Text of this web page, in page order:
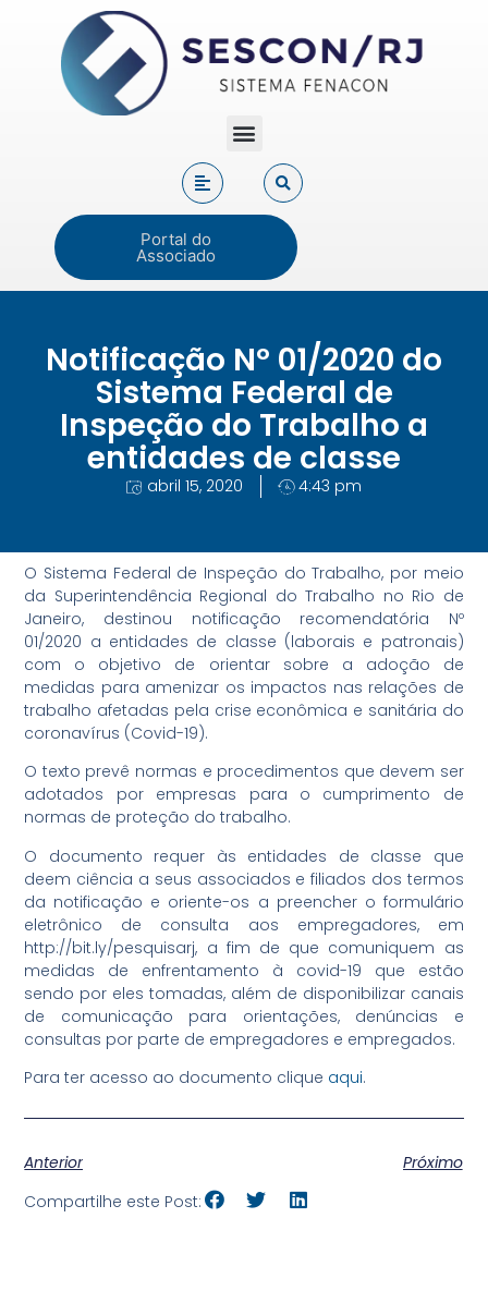
Portal do
Associado
Notificação Nº 01/2020 do
Sistema Federal de
Inspeção do Trabalho a
entidades de classe
abril 15, 2020 4:43 pm
O Sistema Federal de Inspeção do Trabalho, por meio
da Superintendência Regional do Trabalho no Rio de
Janeiro, destinou notificação recomendatória Nº
01/2020 a entidades de classe (laborais e patronais)
com o objetivo de orientar sobre a adoção de
medidas para amenizar os impactos nas relações de
trabalho afetadas pela crise econômica e sanitária do
coronavírus (Covid-19).
O texto prevê normas e procedimentos que devem ser
adotados por empresas para o cumprimento de
normas de proteção do trabalho.
O documento requer às entidades de classe que
deem ciência a seus associados e filiados dos termos
da notificação e oriente-os a preencher o formulário
eletrônico de consulta aos empregadores, em
http://bit.ly/pesquisarj, a fim de que comuniquem as
medidas de enfrentamento à covid-19 que estão
sendo por eles tomadas, além de disponibilizar canais
de comunicação para orientações, denúncias e
consultas por parte de empregadores e empregados.
Para ter acesso ao documento clique aqui.
Anterior
Próximo
Compartilhe este Post: